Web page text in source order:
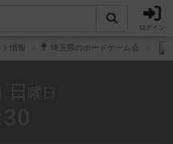
ログイン
情報 埼玉県のボードゲーム会
日 曜日